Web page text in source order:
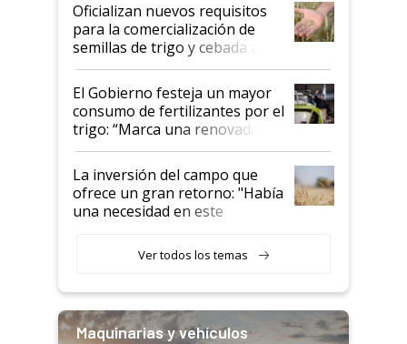
Oficializan nuevos requisitos
para la comercialización de
semillas de trigo y cebada a
granel
El Gobierno festeja un mayor
consumo de fertilizantes por el
trigo: “Marca una renovada
confianza de los productores”
La inversión del campo que
ofrece un gran retorno: "Había
una necesidad en este
Ver todos los temas
Maquinarias y vehículos